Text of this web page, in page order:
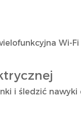
Wi-
i śledzić